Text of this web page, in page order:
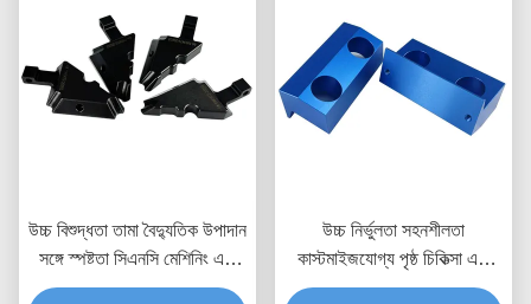
উচ্চ বিশুদ্ধতা তামা বৈদ্যুতিক উপাদান
সঙ্গে স্পষ্টতা সিএনসি মেশিনিং এবং
কাস্টম কনফিগারেশন
উচ্চ নির্ভুলতা সহনশীলতা
কাস্টমাইজযোগ্য পৃষ্ঠ চিকিত্সা এবং
বিস্তৃত উপাদান নির্বাচন সহ সিএনসি